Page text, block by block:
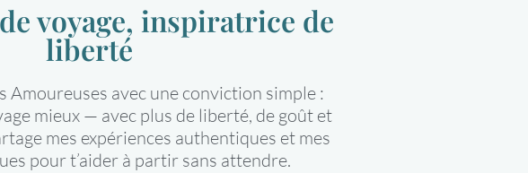
voyage, inspiratrice de
liberté
Amoureuses avec une conviction simple :
mieux — avec plus de liberté, de goût et
mes expériences authentiques et mes
pour t’aider à partir sans attendre.